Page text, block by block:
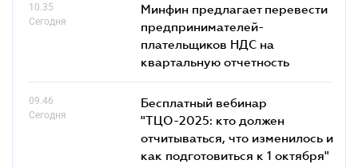
10.35
Сегодня
Минфин предлагает перевести
предпринимателей-
плательщиков НДС на
квартальную отчетность
09.46
Сегодня
Бесплатный вебинар
"ТЦО-2025: кто должен
отчитываться, что изменилось и
как подготовиться к 1 октября"